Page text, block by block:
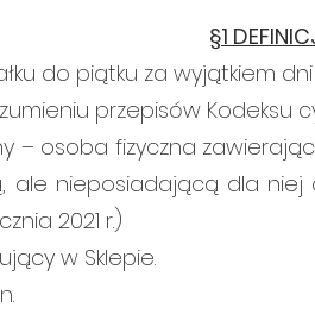
§1
do piątku za wyjątkiem
przepisów Kodeksu
– osoba fizyczna
ale nieposiadającą dla
2021 r.)
w Sklepie.